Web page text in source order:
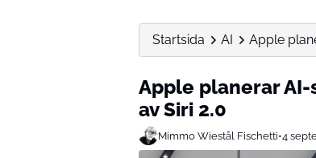
Startsida AI Apple
Apple planerar
av Siri 2.0
Mimmo Wiestål Fischetti•4